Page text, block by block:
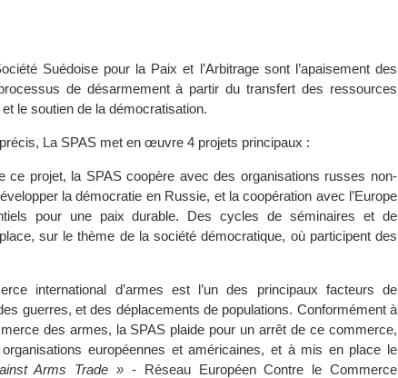
Suédoise pour la Paix et l’Arbitrage sont l’apaisement des
de désarmement à partir du transfert des ressources
le soutien de la démocratisation.
La SPAS met en œuvre 4 projets principaux :
ce projet, la SPAS coopère avec des organisations russes non-
la démocratie en Russie, et la coopération avec l’Europe
pour une paix durable. Des cycles de séminaires et de
sur le thème de la société démocratique, où participent des
international d’armes est l’un des principaux facteurs de
guerres, et des déplacements de populations. Conformément à
des armes, la SPAS plaide pour un arrêt de ce commerce,
européennes et américaines, et à mis en place le
Arms Trade » - Réseau Européen Contre le Commerce